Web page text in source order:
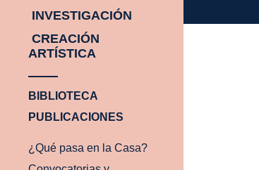
INVESTIGACIÓN
CREACIÓN
ARTÍSTICA
BIBLIOTECA
PUBLICACIONES
¿Qué pasa en la Casa?